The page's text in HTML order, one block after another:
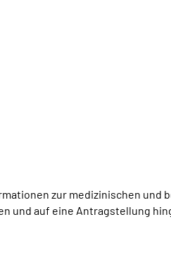
zur medizinischen und
und auf eine Antragstellung